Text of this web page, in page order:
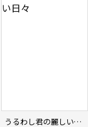
うるわし君の麗しい日々